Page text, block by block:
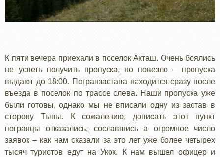
К пяти вечера приехали в поселок Акташ. Очень боялись
не успеть получить пропуска, но повезло – пропуска
выдают до 18:00. Погранзастава находится сразу после
въезда в поселок по трассе слева. Наши пропуска уже
были готовы, однако мы не вписали одну из застав в
сторону Тывы. К сожалению, дописать этот пункт
погранцы отказались, сославшись а огромное число
заявок – как нам сказали за это лет уже более четырех
тысяч туристов едут на Укок. К нам вышел офицер и